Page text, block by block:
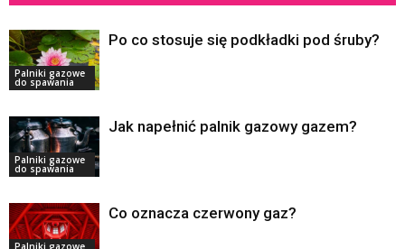
Palniki gazowe
do spawania
Po co stosuje się podkładki pod śruby?
Palniki gazowe
do spawania
Jak napełnić palnik gazowy gazem?
Palniki gazowe
Co oznacza czerwony gaz?